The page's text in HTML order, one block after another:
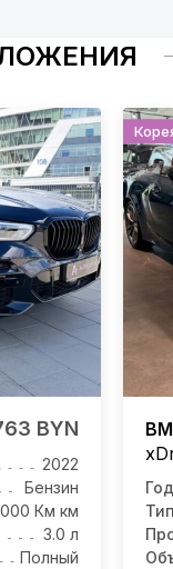
BYN
2022
Бензин
Км км
3.0 л
Полный